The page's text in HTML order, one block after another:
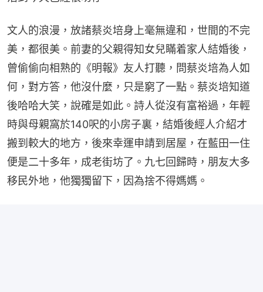
文人的浪漫，放諸蔡炎培身上毫無違和，世間的不完
美，都很美。前妻的父親得知女兒瞞着家人結婚後，
曾偷偷向相熟的《明報》友人打聽，問蔡炎培為人如
何，對方答，他沒什麼，只是窮了一點。蔡炎培知道
後哈哈大笑，說確是如此。詩人從沒有富裕過，年輕
時與母親窩於140呎的小房子裏，結婚後經人介紹才
搬到較大的地方，後來幸運申請到居屋，在藍田一住
便是二十多年，成老街坊了。九七回歸時，朋友大多
移民外地，他獨獨留下，因為捨不得媽媽。